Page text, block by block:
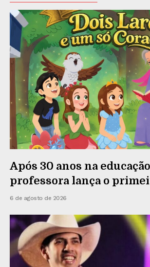
Após 30 anos na
professora lança o
6 de agosto de 2026